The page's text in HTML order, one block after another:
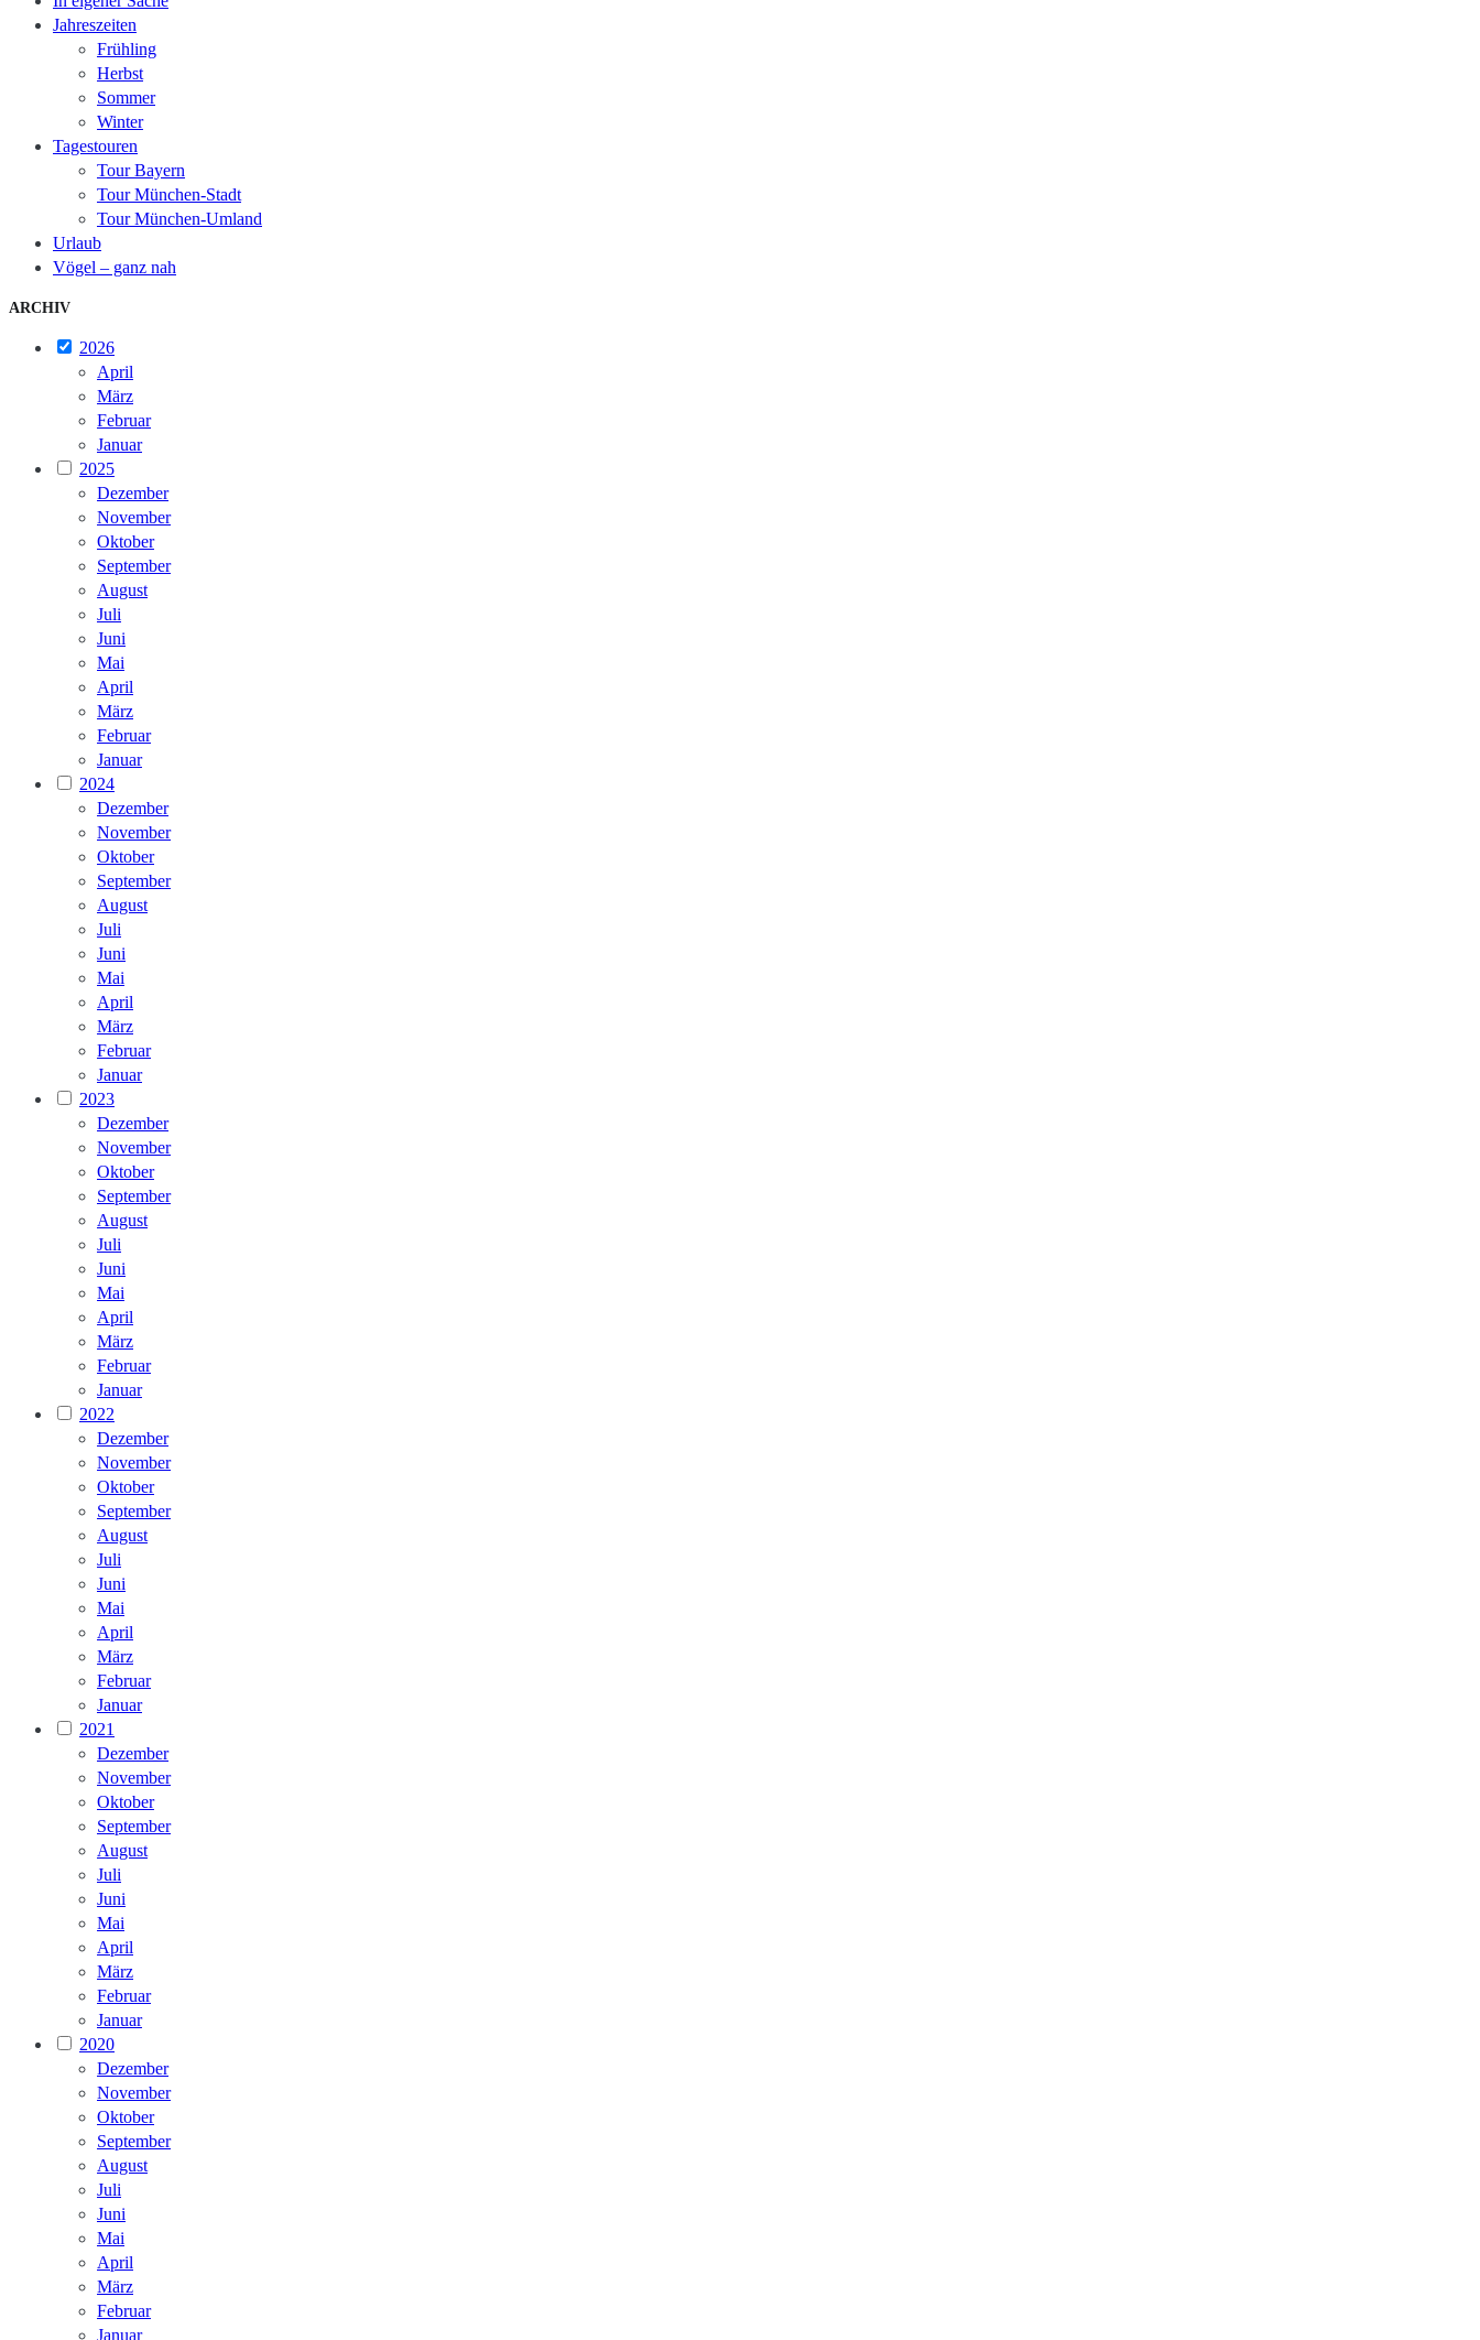
Jahreszeiten
Frühling
Herbst
Sommer
Winter
Tagestouren
Tour Bayern
Tour München-Stadt
Tour München-Umland
Urlaub
Vögel – ganz nah
ARCHIV
2026
April
März
Februar
Januar
2025
Dezember
November
Oktober
September
August
Juli
Juni
Mai
April
März
Februar
Januar
2024
Dezember
November
Oktober
September
August
Juli
Juni
Mai
April
März
Februar
Januar
2023
Dezember
November
Oktober
September
August
Juli
Juni
Mai
April
März
Februar
Januar
2022
Dezember
November
Oktober
September
August
Juli
Juni
Mai
April
März
Februar
Januar
2021
Dezember
November
Oktober
September
August
Juli
Juni
Mai
April
März
Februar
Januar
2020
Dezember
November
Oktober
September
August
Juli
Juni
Mai
April
März
Februar
Januar